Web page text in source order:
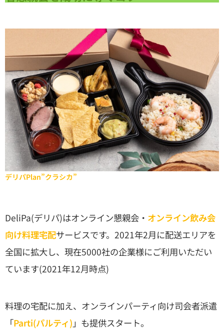
デリパPlan”クラシカ”
DeliPa(デリパ)はオンライン懇親会・ オンライン飲み会
向け料理宅配サービスです。2021年2月に配送エリアを
全国に拡大し、現在5000社の企業様にご利用いただい
ています(2021年12月時点)
料理の宅配に加え、オンラインパーティ向け司会者派遣
「Parti(パルティ) 」も提供スタート。